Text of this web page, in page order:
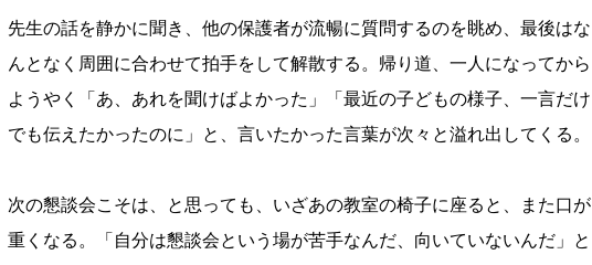
先生の話を静かに聞き、他の保護者が流暢に質問するのを眺め、最後はな
んとなく周囲に合わせて拍手をして解散する。帰り道、一人になってから
ようやく「あ、あれを聞けばよかった」「最近の子どもの様子、一言だけ
でも伝えたかったのに」と、言いたかった言葉が次々と溢れ出してくる。
次の懇談会こそは、と思っても、いざあの教室の椅子に座ると、また口が
重くなる。「自分は懇談会という場が苦手なんだ、向いていないんだ」と